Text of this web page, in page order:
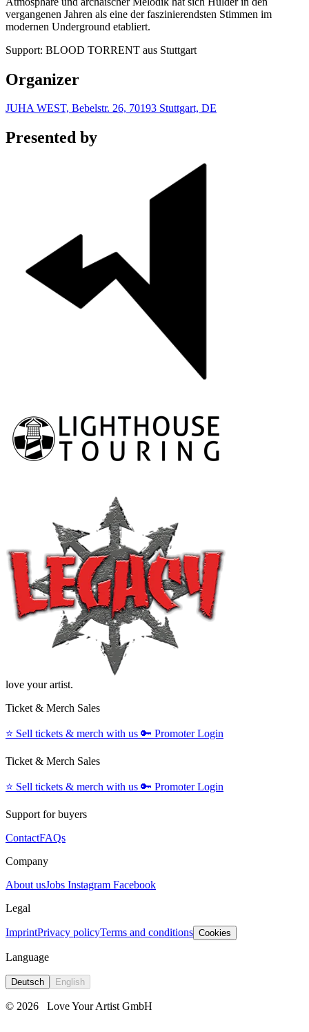
vergangenen Jahren als eine der faszinierendsten Stimmen im
modernen Underground etabliert.
Support: BLOOD TORRENT aus Stuttgart
Organizer
JUHA WEST, Bebelstr. 26, 70193 Stuttgart, DE
Presented by
love your artist.
Ticket & Merch Sales
⭐️ Sell tickets & merch with us 🔑 Promoter Login
Ticket & Merch Sales
⭐️ Sell tickets & merch with us 🔑 Promoter Login
Support for buyers
ContactFAQs
Company
About usJobs Instagram Facebook
Legal
ImprintPrivacy policyTerms and conditions Cookies
Language
Deutsch English
© 2026 Love Your Artist GmbH